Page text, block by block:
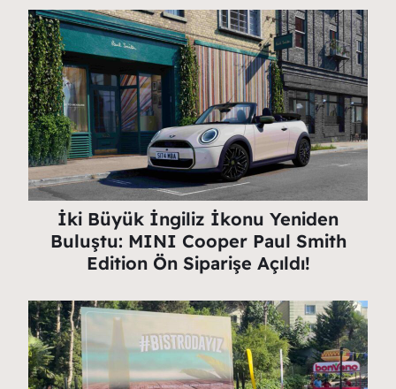
İki Büyük İngiliz İkonu Yeniden
Buluştu: MINI Cooper Paul Smith
Edition Ön Siparişe Açıldı!